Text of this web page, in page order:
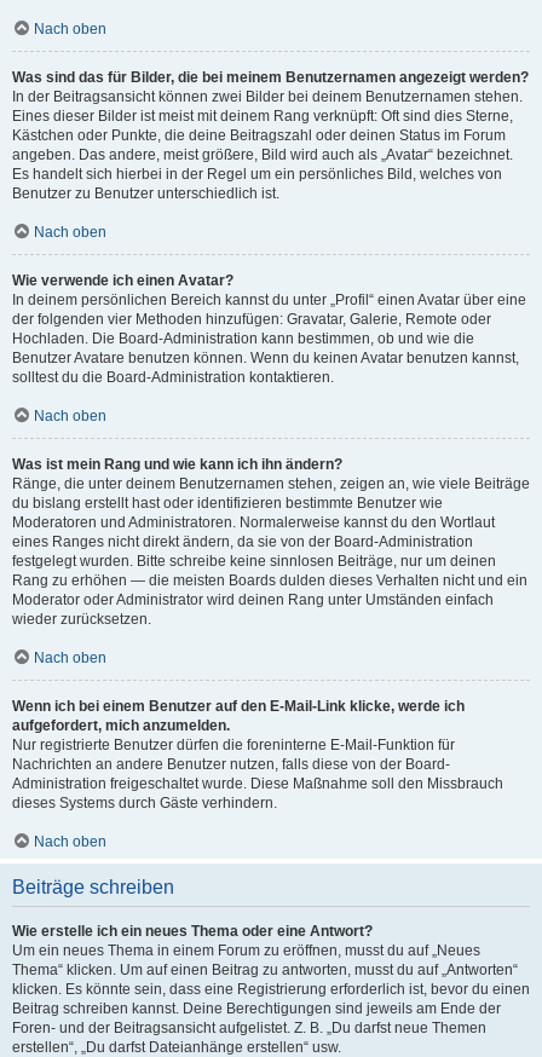
Nach oben
Was sind das für Bilder, die bei meinem Benutzernamen angezeigt werden?
In der Beitragsansicht können zwei Bilder bei deinem Benutzernamen stehen.
Eines dieser Bilder ist meist mit deinem Rang verknüpft: Oft sind dies Sterne,
Kästchen oder Punkte, die deine Beitragszahl oder deinen Status im Forum
angeben. Das andere, meist größere, Bild wird auch als „Avatar“ bezeichnet.
Es handelt sich hierbei in der Regel um ein persönliches Bild, welches von
Benutzer zu Benutzer unterschiedlich ist.
Nach oben
Wie verwende ich einen Avatar?
In deinem persönlichen Bereich kannst du unter „Profil“ einen Avatar über eine
der folgenden vier Methoden hinzufügen: Gravatar, Galerie, Remote oder
Hochladen. Die Board-Administration kann bestimmen, ob und wie die
Benutzer Avatare benutzen können. Wenn du keinen Avatar benutzen kannst,
solltest du die Board-Administration kontaktieren.
Nach oben
Was ist mein Rang und wie kann ich ihn ändern?
Ränge, die unter deinem Benutzernamen stehen, zeigen an, wie viele Beiträge
du bislang erstellt hast oder identifizieren bestimmte Benutzer wie
Moderatoren und Administratoren. Normalerweise kannst du den Wortlaut
eines Ranges nicht direkt ändern, da sie von der Board-Administration
festgelegt wurden. Bitte schreibe keine sinnlosen Beiträge, nur um deinen
Rang zu erhöhen — die meisten Boards dulden dieses Verhalten nicht und ein
Moderator oder Administrator wird deinen Rang unter Umständen einfach
wieder zurücksetzen.
Nach oben
Wenn ich bei einem Benutzer auf den E-Mail-Link klicke, werde ich
aufgefordert, mich anzumelden.
Nur registrierte Benutzer dürfen die foreninterne E-Mail-Funktion für
Nachrichten an andere Benutzer nutzen, falls diese von der Board-
Administration freigeschaltet wurde. Diese Maßnahme soll den Missbrauch
dieses Systems durch Gäste verhindern.
Nach oben
Beiträge schreiben
Wie erstelle ich ein neues Thema oder eine Antwort?
Um ein neues Thema in einem Forum zu eröffnen, musst du auf „Neues
Thema“ klicken. Um auf einen Beitrag zu antworten, musst du auf „Antworten“
klicken. Es könnte sein, dass eine Registrierung erforderlich ist, bevor du einen
Beitrag schreiben kannst. Deine Berechtigungen sind jeweils am Ende der
Foren- und der Beitragsansicht aufgelistet. Z. B. „Du darfst neue Themen
erstellen“, „Du darfst Dateianhänge erstellen“ usw.